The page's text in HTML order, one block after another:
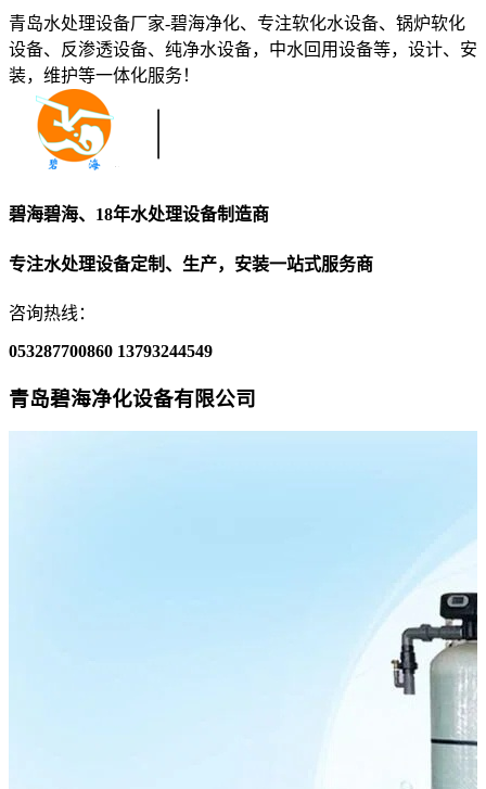
青岛水处理设备厂家-碧海净化、专注软化水设备、锅炉软化
设备、反渗透设备、纯净水设备，中水回用设备等，设计、安
装，维护等一体化服务！
碧海碧海、18年水处理设备制造商
专注水处理设备定制、生产，安装一站式服务商
咨询热线：
053287700860 13793244549
青岛碧海净化设备有限公司